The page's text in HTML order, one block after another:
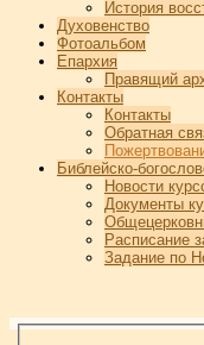
История
Духовенство
Фотоальбом
Епархия
Правящий
Контакты
Контакты
Обратная
Библейско-
Новости
Документы
Расписание
Задание по